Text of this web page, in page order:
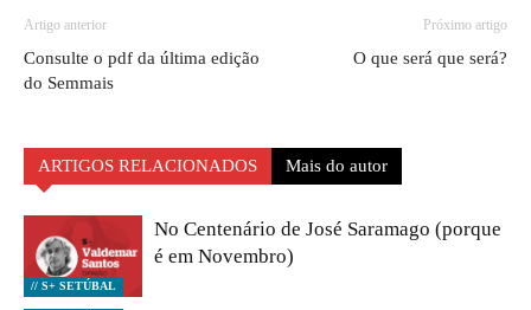
Artigo anterior
Consulte o pdf da última edição
do Semmais
Próximo artigo
O que será que será?
ARTIGOS RELACIONADOS Mais do autor
// S+ SETÚBAL
No Centenário de José Saramago (porque
é em Novembro)